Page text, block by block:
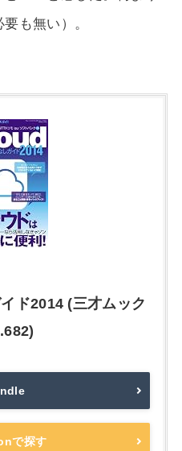
も無い）。
ド2014 (三才ムック
で探す